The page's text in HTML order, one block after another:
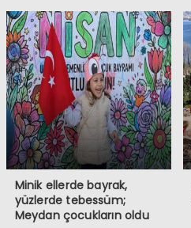
Minik ellerde bayrak,
yüzlerde tebessüm;
Meydan çocukların oldu